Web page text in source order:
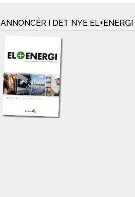
ANNONCÉR I DET NYE EL+ENERGI